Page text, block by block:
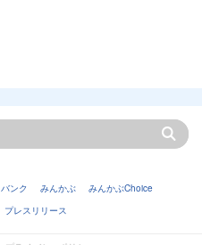
バンク みんかぶ
みんかぶChoice
プレスリリース